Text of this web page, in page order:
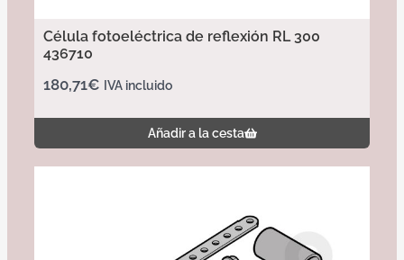
Célula fotoeléctrica de reflexión RL 300
436710
180,71€ IVA incluido
Añadir a la cesta